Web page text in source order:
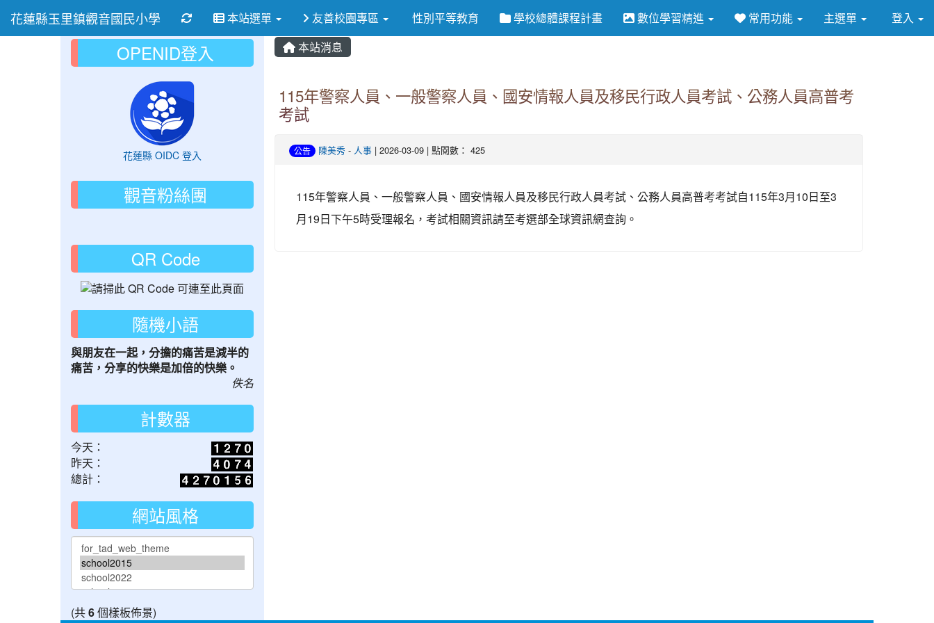
花蓮縣玉里鎮觀音國民小學 重新取得佈景設定
本站選單 友善校園專區 性別平等教育 學校總體課程計畫 數位學習精進 常用功能 主選單 登入
本站消息
115年警察人員、一般警察人員、國安情報人員及移民行政人員考試、公務人員高普考
考試
公告 陳美秀- 人事| 2026-03-09 | 點閱數： 425
115年警察人員、一般警察人員、國安情報人員及移民行政人員考試、公務人員高普考考試自115年3月10日至3
月19日下午5時受理報名，考試相關資訊請至考選部全球資訊網查詢。
OPENID登入
花蓮縣 OIDC 登入
觀音粉絲團
QR Code
隨機小語
與朋友在一起，分擔的痛苦是減半的
痛苦，分享的快樂是加倍的快樂。
佚名
計數器
今天：
昨天：
總計：
網站風格
(共6個樣板佈景)